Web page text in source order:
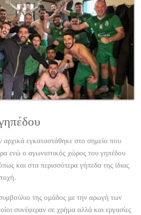
εγκαταστάθηκε στο σημείο που
ενώ ο αγωνιστικός χώρος του γηπέδου
και στα περισσότερα γήπεδα της ίδιας
της ομάδος με την αρωγή των
συνέφεραν σε χρήμα αλλά και εργασίες